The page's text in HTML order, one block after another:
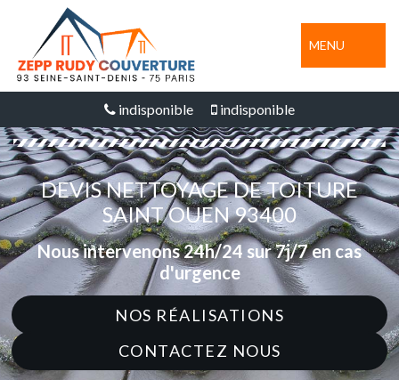
MENU
indisponible indisponible
DEVIS NETTOYAGE DE TOITURE
SAINT OUEN 93400
Nous intervenons 24h/24 sur 7j/7 en cas
d'urgence
NOS RÉALISATIONS
CONTACTEZ NOUS